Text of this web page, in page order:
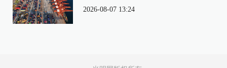
2026-08-07 13:24